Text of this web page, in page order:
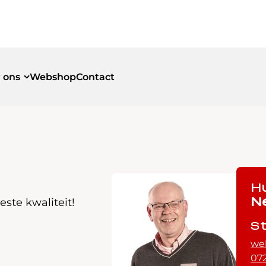
ons WebshopContact
kwaliteit!